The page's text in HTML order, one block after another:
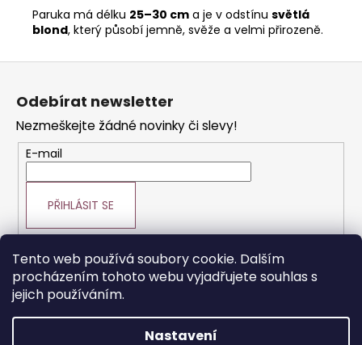
Tento web používá soubory cookie. Dalším
procházením tohoto webu vyjadřujete souhlas s
jejich používáním.
Nastavení
Paruka má délku 25–30 cm a je v odstínu světlá
blond, který působí jemně, svěže a velmi přirozeně.
Z
Odebírat newsletter
Nezmeškejte žádné novinky či slevy!
E-mail
PŘIHLÁSIT SE
Prodej vlasové kosmetiky